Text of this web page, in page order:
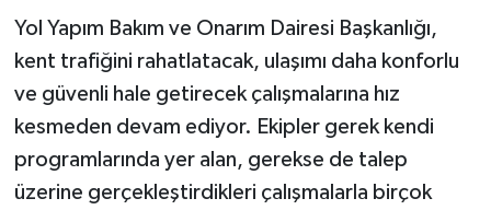
Yol Yapım Bakım ve Onarım Dairesi Başkanlığı,
kent trafiğini rahatlatacak, ulaşımı daha konforlu
ve güvenli hale getirecek çalışmalarına hız
kesmeden devam ediyor. Ekipler gerek kendi
programlarında yer alan, gerekse de talep
üzerine gerçekleştirdikleri çalışmalarla birçok